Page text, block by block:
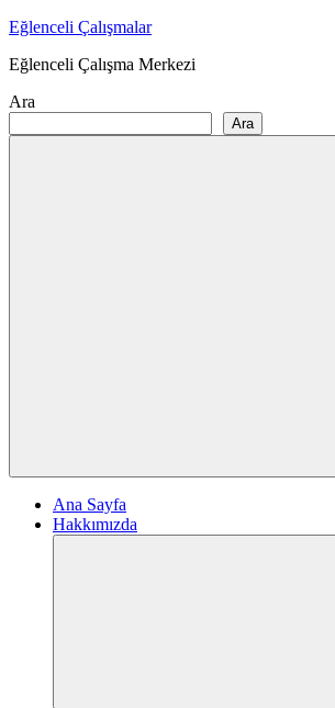
Skip
content
Eğlenceli Çalışmalar
Eğlenceli Çalışma Merkezi
Ara
Ara
Ana Sayfa
Hakkımızda